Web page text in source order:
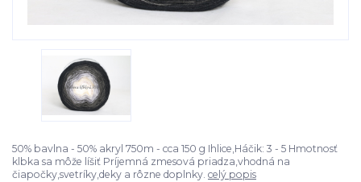
50% bavlna - 50% akryl 750m - cca 150 g Ihlice,Háčik: 3 - 5 Hmotnosť
klbka sa môže líšiť Príjemná zmesová priadza,vhodná na
čiapočky,svetríky,deky a rôzne doplnky. celý popis